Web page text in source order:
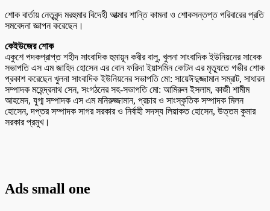
শোক বার্তায় নেতৃবৃন্দ মরহুমার বিদেহী আত্মার শান্তি কামনা ও শোকসন্তপ্ত পরিবারের প্রতি
সমবেদনা জ্ঞাপন করেছেন।
কেইউজের শোক
একুশে পদকপ্রাপ্ত শহীদ সাংবাদিক হুমায়ূন কবীর বালু, খুলনা সাংবাদিক ইউনিয়নের সাবেক
সভাপতি এস এম জাহিদ হোসেন এর বোন ফরিদা ইয়াসমিন কোটন এর মৃত্যুতে গভীর শোক
প্রকাশ করেছেন খুলনা সাংবাদিক ইউনিয়নের সভাপতি মো: সায়েঈদুজ্জামান সম্রাট, সাধারন
সম্পাদক মহেন্দ্রনাথ সেন, সংগঠনের সহ-সভাপতি মো: আমিরুল ইসলাম, কাজী শামীম
আহমেদ, যুগ্ম সম্পাদক এস এম মনিরুজ্জামান, প্রচার ও সাংস্কৃতিক সম্পাদক মিলন
হোসেন, দপ্তর সম্পাদক সাগর সরকার ও নির্বাহী সদস্য লিয়াকত হোসেন, উত্তম কুমার
সরকার প্রমুখ।
Ads small one